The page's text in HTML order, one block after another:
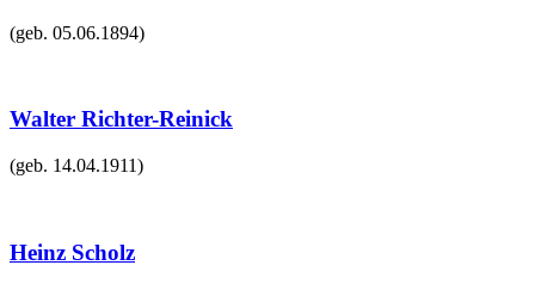
(geb. 05.06.1894)
Walter Richter-Reinick
(geb. 14.04.1911)
Heinz Scholz